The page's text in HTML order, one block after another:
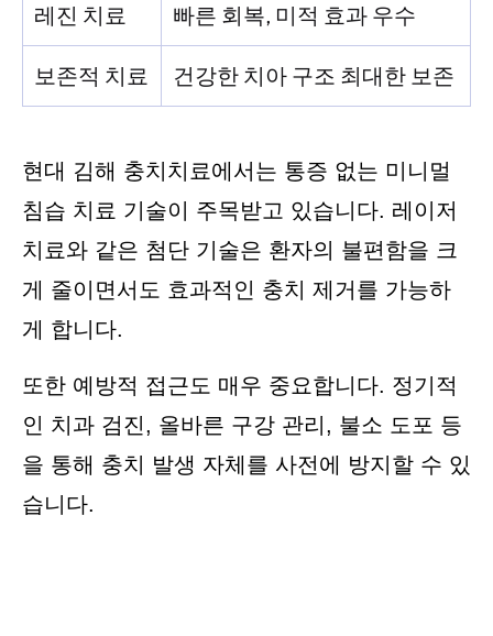
레진 치료 빠른 회복, 미적 효과 우수
보존적 치료 건강한 치아 구조 최대한 보존
현대 김해 충치치료에서는 통증 없는 미니멀
침습 치료 기술이 주목받고 있습니다. 레이저
치료와 같은 첨단 기술은 환자의 불편함을 크
게 줄이면서도 효과적인 충치 제거를 가능하
게 합니다.
또한 예방적 접근도 매우 중요합니다. 정기적
인 치과 검진, 올바른 구강 관리, 불소 도포 등
을 통해 충치 발생 자체를 사전에 방지할 수 있
습니다.